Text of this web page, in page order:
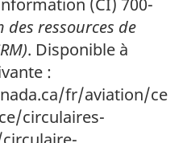
des ressources de
. Disponible à
:
fr/aviation/ce
circulaires-